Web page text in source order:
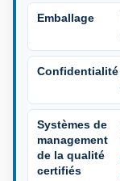
Emballage
Confidentialité
Systèmes de
management
de la qualité
certifiés